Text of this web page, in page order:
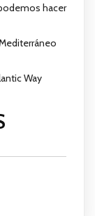
hacer
Way